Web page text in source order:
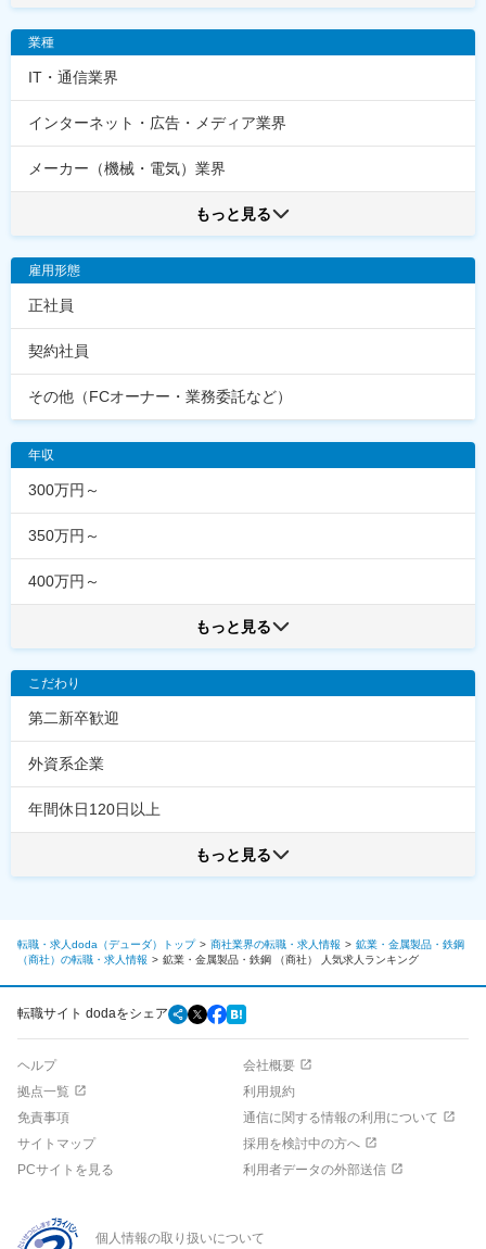
業種
IT・通信業界
インターネット・広告・メディア業界
メーカー（機械・電気）業界
もっと見る
雇用形態
正社員
契約社員
その他（FCオーナー・業務委託など）
年収
300万円～
350万円～
400万円～
もっと見る
こだわり
第二新卒歓迎
外資系企業
年間休日120日以上
もっと見る
転職・求人doda（デューダ）トップ 商社業界の転職・求人情報
鉱業・金属製品・鉄鋼
（商社）の転職・求人情報
鉱業・金属製品・鉄鋼 （商社） 人気求人ランキング
転職サイト dodaをシェア
ヘルプ
会社概要
拠点一覧
利用規約
免責事項
通信に関する情報の利用について
サイトマップ
採用を検討中の方へ
PCサイトを見る
利用者データの外部送信
個人情報の取り扱いについて